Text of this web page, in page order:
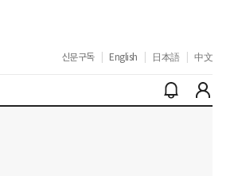
신문구독 English 日本語 中文